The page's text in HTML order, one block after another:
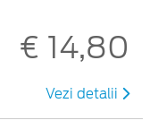
€ 14,80
Vezi detalii